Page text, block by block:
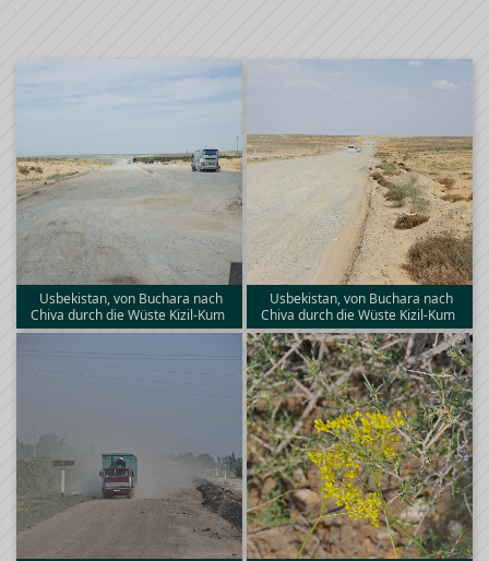
Usbekistan, von Buchara nach
Chiva durch die Wüste Kizil-Kum
Usbekistan, von Buchara nach
Chiva durch die Wüste Kizil-Kum